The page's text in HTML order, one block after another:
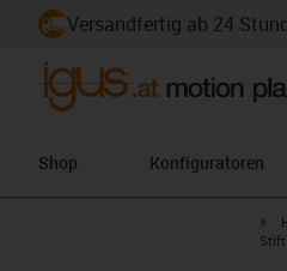
Versandfertig ab 24
Shop Konfiguratoren
Stift